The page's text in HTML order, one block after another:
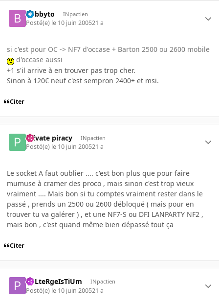
bobbyto INpactien
Posté(e) le 10 juin 200521 a
si c'est pour OC -> NF7 d'occase + Barton 2500 ou 2600 mobile
d'occase aussi
+1 s'il arrive à en trouver pas trop cher.
Sinon à 120€ neuf c'est sempron 2400+ et msi.
Citer
Private piracy INpactien
Posté(e) le 10 juin 200521 a
Le socket A faut oublier .... c'est bon plus que pour faire
mumuse à cramer des proco , mais sinon c'est trop vieux
vraiment .... Mais bon si tu comptes vraiment rester dans le
passé , prends un 2500 ou 2600 débloqué ( mais pour en
trouver tu va galérer ) , et une NF7-S ou DFI LANPARTY NF2 ,
mais bon , c'est quand même bien dépassé tout ça
Citer
PoLteRgeIsTiUm INpactien
Posté(e) le 10 juin 200521 a